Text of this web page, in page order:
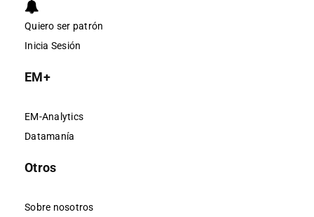
Quiero ser patrón
Inicia Sesión
EM+
EM-Analytics
Datamanía
Otros
Sobre nosotros